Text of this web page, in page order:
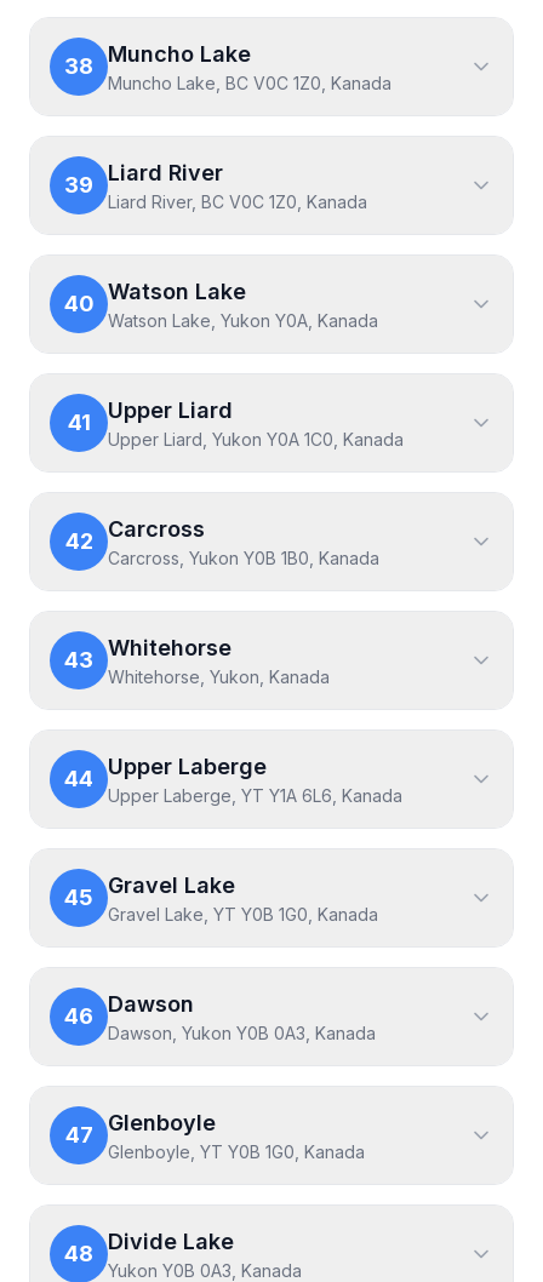
38 Muncho Lake
Muncho Lake, BC V0C 1Z0, Kanada
39 Liard River
Liard River, BC V0C 1Z0, Kanada
40 Watson Lake
Watson Lake, Yukon Y0A, Kanada
41 Upper Liard
Upper Liard, Yukon Y0A 1C0, Kanada
42 Carcross
Carcross, Yukon Y0B 1B0, Kanada
43 Whitehorse
Whitehorse, Yukon, Kanada
44 Upper Laberge
Upper Laberge, YT Y1A 6L6, Kanada
45 Gravel Lake
Gravel Lake, YT Y0B 1G0, Kanada
46 Dawson
Dawson, Yukon Y0B 0A3, Kanada
47 Glenboyle
Glenboyle, YT Y0B 1G0, Kanada
48 Divide Lake
Yukon Y0B 0A3, Kanada